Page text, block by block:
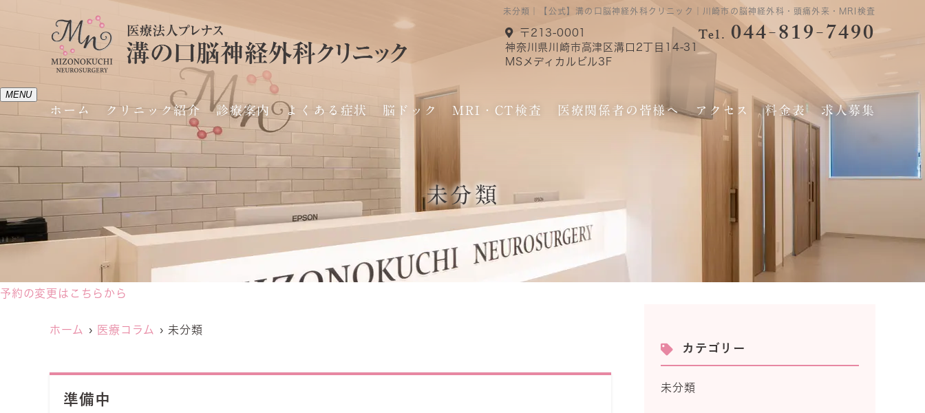
未分類｜【公式】溝の口脳神経外科クリニック｜川崎市の脳神経外科・頭痛外来・MRI検査
〒213-0001
神奈川県川崎市高津区溝口2丁目14-31
MSメディカルビル3F
Tel. 044-819-7490
MENU
ホーム クリニック紹介 診療案内 よくある症状 脳ドック MRI・CT検査 医療関係者の皆様へ アクセス 料金表 求人募集
未分類
予約の変更はこちらから
ホーム 医療コラム 未分類
準備中
カテゴリー
未分類